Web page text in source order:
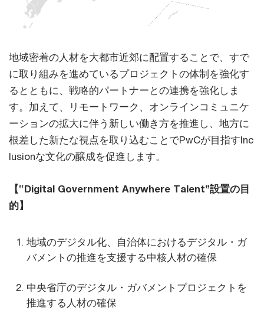
地域密着の人材を大都市近郊に配置することで、すで
に取り組みを進めているプロジェクトの体制を強化す
るとともに、戦略的パートナーとの連携を強化しま
す。加えて、リモートワーク、オンラインコミュニケ
ーションの拡大に伴う新しい働き方を推進し、地方に
根差した新たな視点を取り込むことでPwCが目指すInc
lusionな文化の醸成を促進します。
【‟Digital Government Anywhere Talent”設置の目
的】
地域のデジタル化、自治体におけるデジタル・ガ
バメントの推進を支援する中核人材の確保
中央省庁のデジタル・ガバメントプロジェクトを
推進する人材の確保